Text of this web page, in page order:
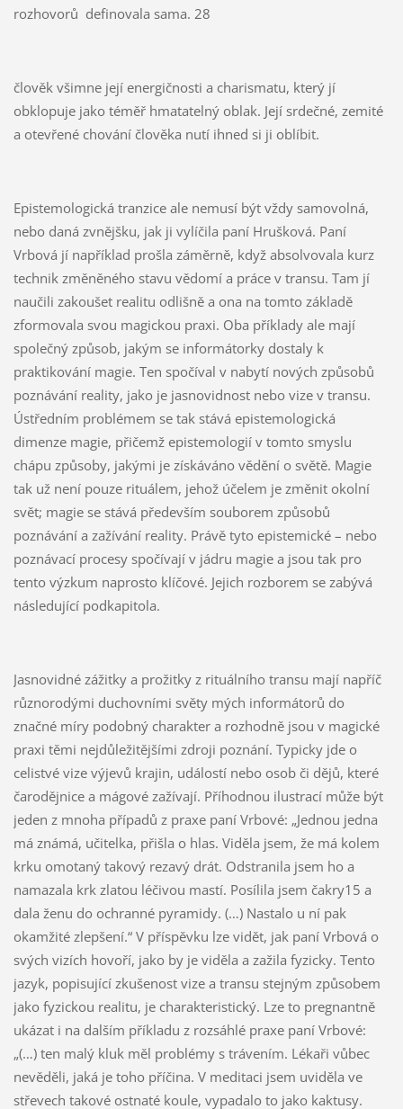
rozhovorů definovala sama. 28
člověk všimne její energičnosti a charismatu, který jí
obklopuje jako téměř hmatatelný oblak. Její srdečné, zemité
a otevřené chování člověka nutí ihned si ji oblíbit.
Epistemologická tranzice ale nemusí být vždy samovolná,
nebo daná zvnějšku, jak ji vylíčila paní Hrušková. Paní
Vrbová jí například prošla záměrně, když absolvovala kurz
technik změněného stavu vědomí a práce v transu. Tam jí
naučili zakoušet realitu odlišně a ona na tomto základě
zformovala svou magickou praxi. Oba příklady ale mají
společný způsob, jakým se informátorky dostaly k
praktikování magie. Ten spočíval v nabytí nových způsobů
poznávání reality, jako je jasnovidnost nebo vize v transu.
Ústředním problémem se tak stává epistemologická
dimenze magie, přičemž epistemologií v tomto smyslu
chápu způsoby, jakými je získáváno vědění o světě. Magie
tak už není pouze rituálem, jehož účelem je změnit okolní
svět; magie se stává především souborem způsobů
poznávání a zažívání reality. Právě tyto epistemické – nebo
poznávací procesy spočívají v jádru magie a jsou tak pro
tento výzkum naprosto klíčové. Jejich rozborem se zabývá
následující podkapitola.
Jasnovidné zážitky a prožitky z rituálního transu mají napříč
různorodými duchovními světy mých informátorů do
značné míry podobný charakter a rozhodně jsou v magické
praxi těmi nejdůležitějšími zdroji poznání. Typicky jde o
celistvé vize výjevů krajin, událostí nebo osob či dějů, které
čarodějnice a mágové zažívají. Příhodnou ilustrací může být
jeden z mnoha případů z praxe paní Vrbové: „Jednou jedna
má známá, učitelka, přišla o hlas. Viděla jsem, že má kolem
krku omotaný takový rezavý drát. Odstranila jsem ho a
namazala krk zlatou léčivou mastí. Posílila jsem čakry15 a
dala ženu do ochranné pyramidy. (…) Nastalo u ní pak
okamžité zlepšení.“ V příspěvku lze vidět, jak paní Vrbová o
svých vizích hovoří, jako by je viděla a zažila fyzicky. Tento
jazyk, popisující zkušenost vize a transu stejným způsobem
jako fyzickou realitu, je charakteristický. Lze to pregnantně
ukázat i na dalším příkladu z rozsáhlé praxe paní Vrbové:
„(…) ten malý kluk měl problémy s trávením. Lékaři vůbec
nevěděli, jaká je toho příčina. V meditaci jsem uviděla ve
střevech takové ostnaté koule, vypadalo to jako kaktusy.